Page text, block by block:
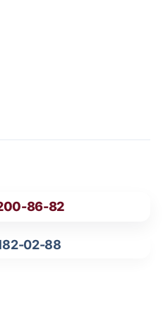
86-82
02-88